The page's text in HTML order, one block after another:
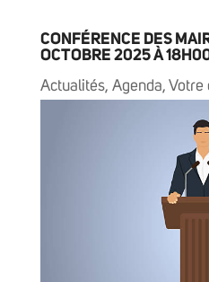
CONFÉRENCE DES
OCTOBRE 2025 À
Actualités, Agenda, Votre